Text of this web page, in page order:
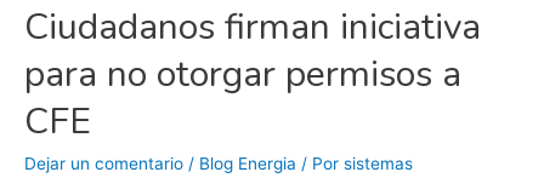
contaminación
CFE
Ciudadanos firman iniciativa
para no otorgar permisos a
CFE
Dejar un comentario / Blog Energia / Por sistemas